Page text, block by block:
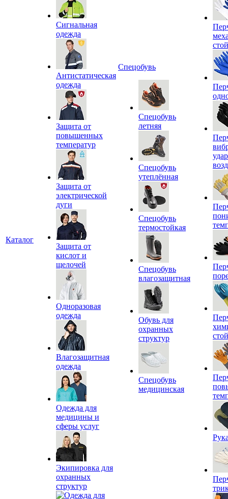
Каталог
Сигнальная
одежда
Антистатическая
одежда
Защита от
повышенных
температур
Защита от
электрической
дуги
Защита от
кислот и
щелочей
Одноразовая
одежда
Влагозащитная
одежда
Одежда для
медицины и
сферы услуг
Экипировка для
охранных
структур
Спецобувь
Спецобувь
летняя
Спецобувь
утеплённая
Спецобувь
термостойкая
Спецобувь
влагозащитная
Обувь для
охранных
структур
Спецобувь
медицинская